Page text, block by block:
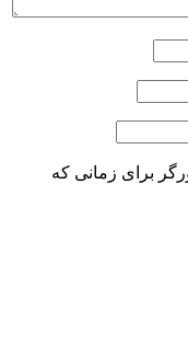
برای زمانی که